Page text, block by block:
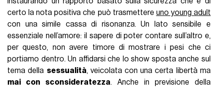
certo la nota positiva che può trasmettere uno young adult
con una simile cassa di risonanza. Un lato sensibile e
essenziale nell’amore: il sapere di poter contare sull’altro e,
per questo, non avere timore di mostrare i pesi che ci
portiamo dentro. Un affidarsi che lo show sposta anche sul
tema della sessualità, veicolata con una certa libertà ma
mai con sconsideratezza. Anche in previsione della